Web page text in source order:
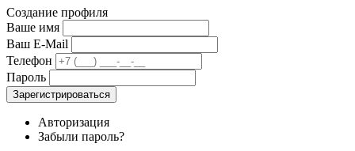
Создание профиля
Ваше имя
Ваш E-Mail
Телефон
Пароль
Зарегистрироваться
Авторизация
Забыли пароль?